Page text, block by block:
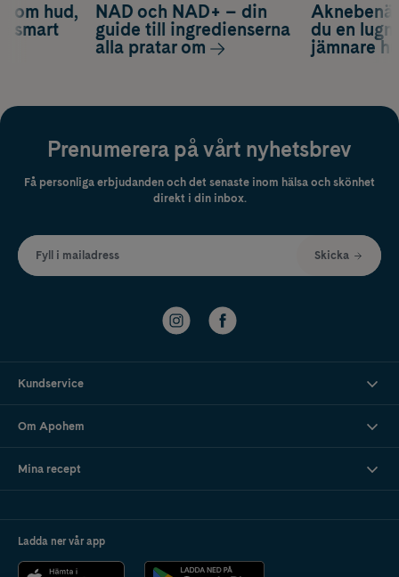
du en
jämnare
om hud,
smart
NAD och NAD+ – din
guide till ingredienserna
alla pratar om
Prenumerera på vårt nyhetsbrev
Få personliga erbjudanden och det senaste inom hälsa och skönhet
direkt i din inbox.
Fyll i mailadress Skicka
Kundservice
Om Apohem
Mina recept
Ladda ner vår app